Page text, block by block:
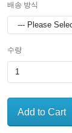
배송 방식
수량
Add to Cart